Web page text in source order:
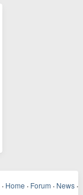
· Home · Forum · News ·